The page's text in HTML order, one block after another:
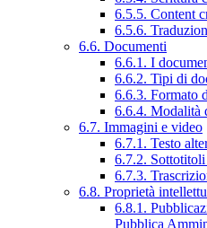
6.5.5. Content
6.5.6.
6.6. Documenti
6.6.1. I
6.6.2. Tipi di
6.6.3. Formato
6.6.4. Modalità
6.7. Immagini e video
6.7.1. Testo
6.7.2.
6.7.3.
6.8. Proprietà
6.8.1.
Pubblica